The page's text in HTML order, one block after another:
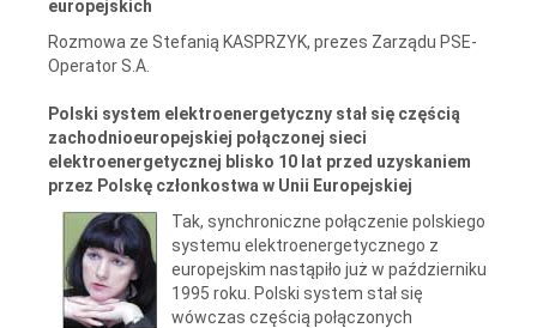
europejskich
Rozmowa ze Stefanią KASPRZYK, prezes Zarządu PSE-
Operator S.A.
Polski system elektroenergetyczny stał się częścią
zachodnioeuropejskiej połączonej sieci
elektroenergetycznej blisko 10 lat przed uzyskaniem
przez Polskę członkostwa w Unii Europejskiej
Tak, synchroniczne połączenie polskiego
systemu elektroenergetycznego z
europejskim nastąpiło już w październiku
1995 roku. Polski system stał się
wówczas częścią połączonych